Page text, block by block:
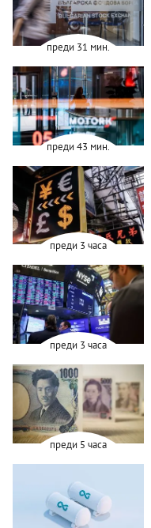
преди 31 мин.
преди 43 мин.
преди 3 часа
преди 3 часа
преди 5 часа